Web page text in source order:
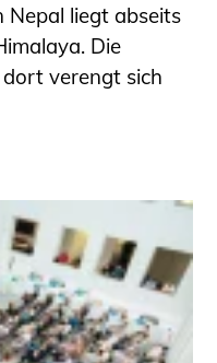
Nepal liegt abseits
Die
verengt sich